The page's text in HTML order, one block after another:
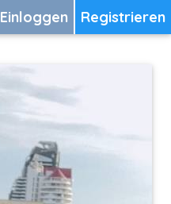
Registrieren
Einloggen